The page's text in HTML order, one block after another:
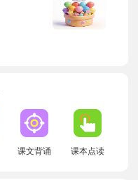
课文背诵
课本点读